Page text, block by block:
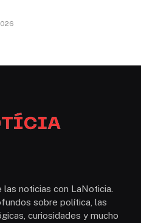
noticias con LaNoticia.
sobre política, las
curiosidades y mucho